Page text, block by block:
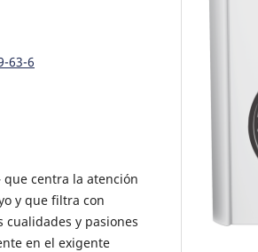
63-6
centra la atención
y que filtra con
y pasiones
en el exigente